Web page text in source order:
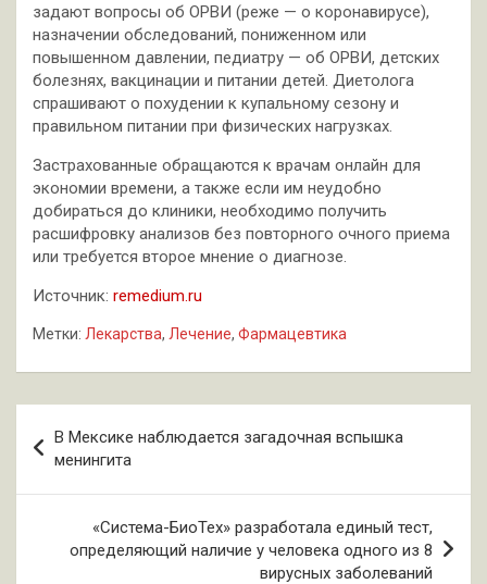
задают вопросы об ОРВИ (реже — о коронавирусе),
назначении обследований, пониженном или
повышенном давлении, педиатру — об ОРВИ, детских
болезнях, вакцинации и питании детей. Диетолога
спрашивают о похудении к купальному сезону и
правильном питании при физических нагрузках.
Застрахованные обращаются к врачам онлайн для
экономии времени, а также если им неудобно
добираться до клиники, необходимо получить
расшифровку анализов без повторного очного приема
или требуется второе мнение о диагнозе.
Источник: remedium.ru
Метки: Лекарства, Лечение, Фармацевтика
по
записям
В Мексике наблюдается загадочная вспышка
менингита
«Система-БиоТех» разработала единый тест,
определяющий наличие у человека одного из 8
вирусных заболеваний